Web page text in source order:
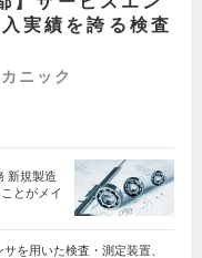
実績を誇る検査
ニック
新規製造
とがメイ
を用いた検査・測定装置、